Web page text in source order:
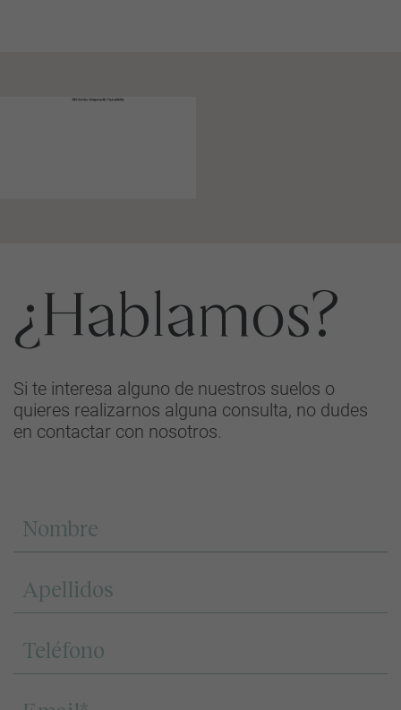
¿Hablamos?
Si te interesa alguno de nuestros suelos o
quieres realizarnos alguna consulta, no dudes
en contactar con nosotros.